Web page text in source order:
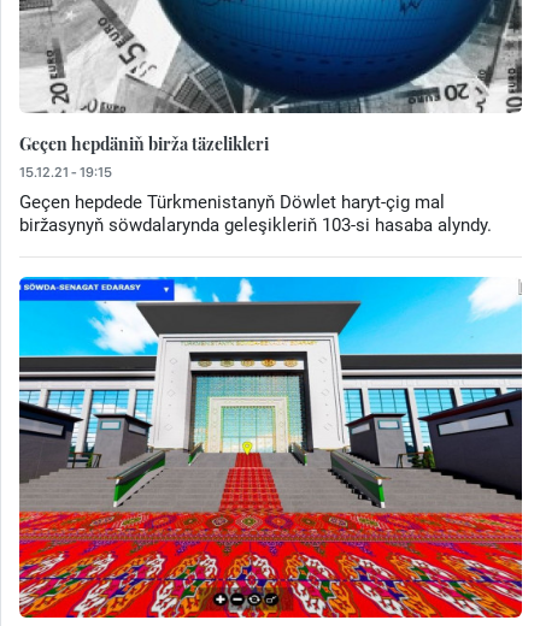
Geçen hepdäniň birža täzelikleri
15.12.21 - 19:15
Geçen hepdede Türkmenistanyň Döwlet haryt-çig mal
biržasynyň söwdalarynda geleşikleriň 103-si hasaba alyndy.